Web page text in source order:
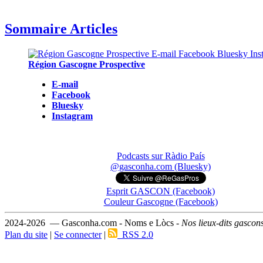
Sommaire Articles
Région Gascogne Prospective
E-mail
Facebook
Bluesky
Instagram
Podcasts sur Ràdio País
@gasconha.com (Bluesky)
Esprit GASCON (Facebook)
Couleur Gascogne (Facebook)
2024-2026 — Gasconha.com - Noms e Lòcs - Nos lieux-dits
Plan du site | Se connecter| RSS 2.0